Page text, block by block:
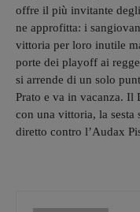
offre il più invitante
ne approfitta: i
vittoria per loro inutile
porte dei playoff ai
si arrende di un solo
Prato e va in vacanza. Il
con una vittoria, la
diretto contro l’Audax